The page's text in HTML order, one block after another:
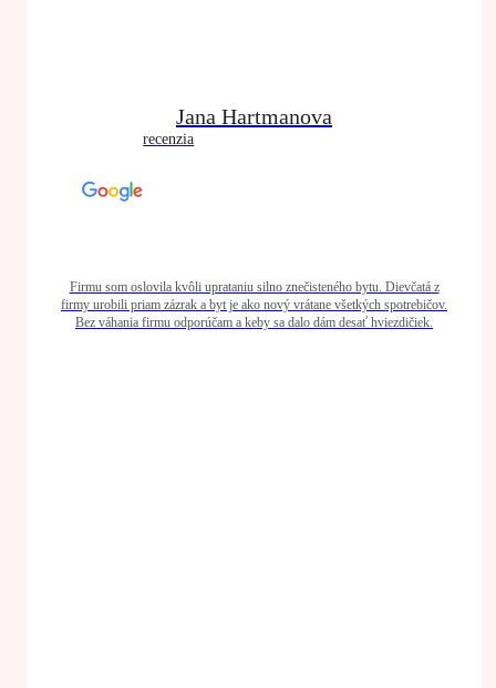
Jana Hartmanova
recenzia
Firmu som oslovila kvôli uprataniu silno znečisteného bytu. Dievčatá z
firmy urobili priam zázrak a byt je ako nový vrátane všetkých spotrebičov.
Bez váhania firmu odporúčam a keby sa dalo dám desať hviezdičiek.